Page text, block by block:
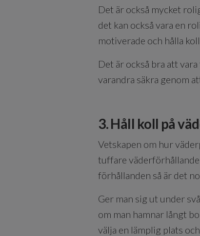
Det är också mycket
det kan också vara en
motiverade och hålla
Det är också bra att
varandra säkra genom
3. Håll koll på
Vetskapen om hur
tuffare
förhållanden så är det
Ger man sig ut under
om man hamnar långt
välja en lämplig plats